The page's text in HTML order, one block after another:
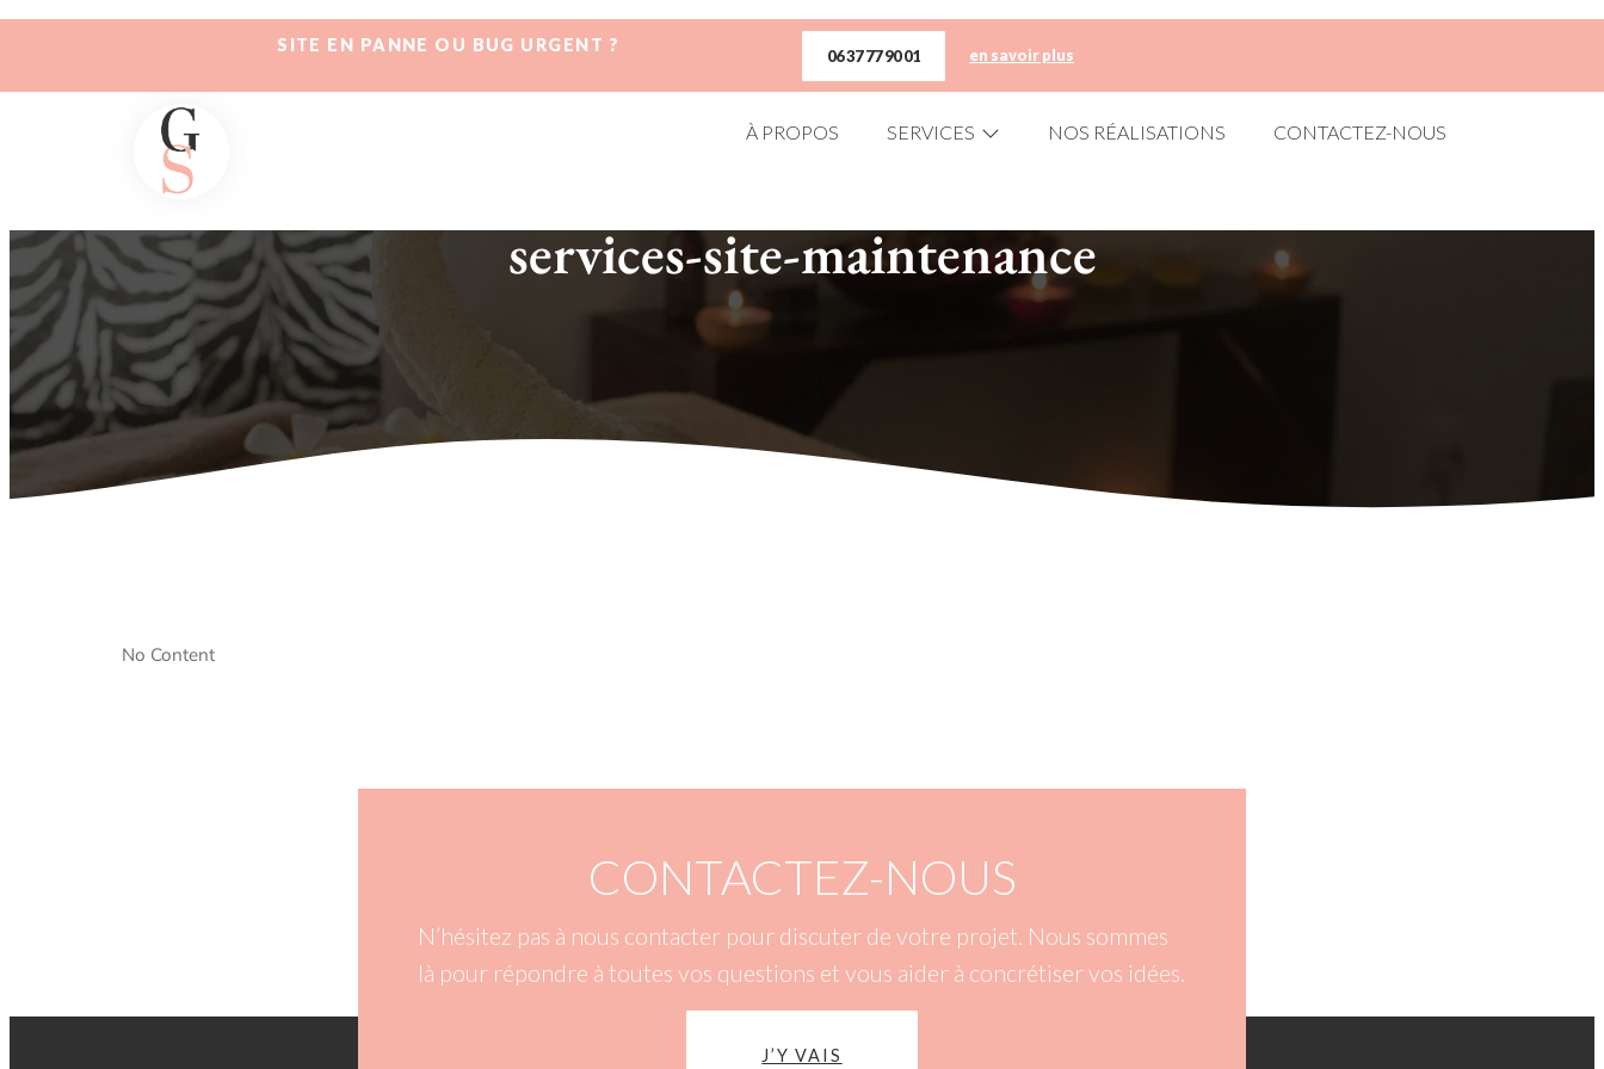
SITE EN PANNE OU BUG URGENT ?
06 37 77 90 01 en savoir plus
À PROPOS SERVICES NOS RÉALISATIONS CONTACTEZ-NOUS
services-site-maintenance
No Content
CONTACTEZ-NOUS
N’hésitez pas à nous contacter pour discuter de votre projet. Nous sommes
là pour répondre à toutes vos questions et vous aider à concrétiser vos idées.
J’Y VAIS